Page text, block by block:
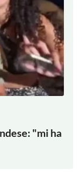
"mi ha